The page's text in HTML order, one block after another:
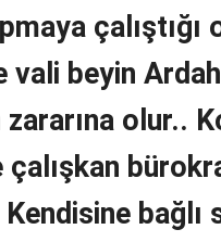
çalıştığı
beyin
zararına olur..
çalışkan
bağlı